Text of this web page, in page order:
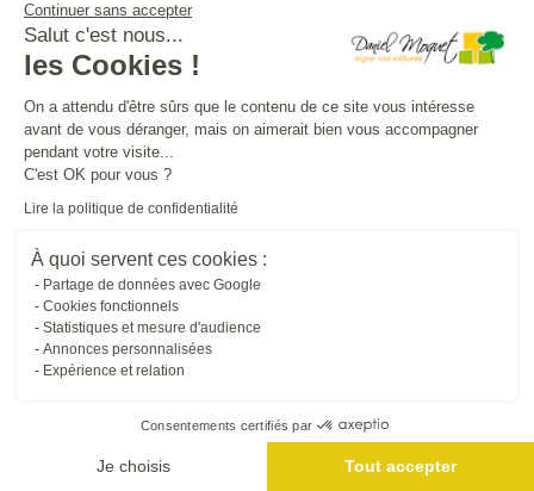
Continuer sans accepter
Salut c'est nous...
les Cookies !
On a attendu d'être sûrs que le contenu de ce site vous intéresse
avant de vous déranger, mais on aimerait bien vous accompagner
pendant votre visite...
C'est OK pour vous ?
Lire la politique de confidentialité
À quoi servent ces cookies :
Partage de données avec Google
Cookies fonctionnels
Statistiques et mesure d'audience
Annonces personnalisées
Expérience et relation
Consentements certifiés par
Je choisis Tout accepter
Service après-vente
Mentions légales
Crédits Agence de communication
Plan du site
Gestion des cookies